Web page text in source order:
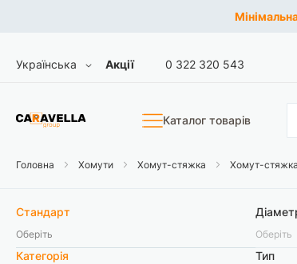
Skip
Мова
Українська Акції 0 322 320 543
Каталог товарів
Головна Хомути Хомут-стяжка Хомут-
Стандарт
Оберіть
Категорія
Оберіть
Тип